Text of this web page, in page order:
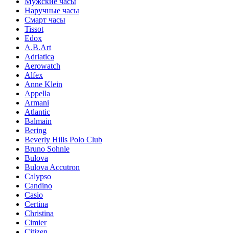
Наручные часы
Смарт часы
Tissot
Edox
A.B.Art
Adriatica
Aerowatch
Alfex
Anne Klein
Appella
Armani
Atlantic
Balmain
Bering
Beverly Hills Polo Club
Bruno Sohnle
Bulova
Bulova Accutron
Calypso
Candino
Casio
Certina
Christina
Cimier